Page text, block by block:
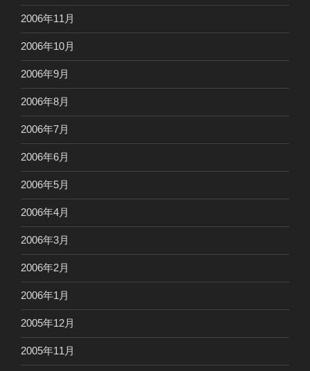
2006年11月
2006年10月
2006年9月
2006年8月
2006年7月
2006年6月
2006年5月
2006年4月
2006年3月
2006年2月
2006年1月
2005年12月
2005年11月